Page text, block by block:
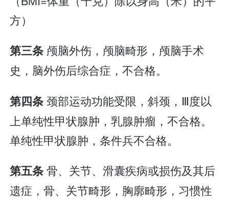
方）
第三条 颅脑外伤，颅脑畸形，颅脑手术
史，脑外伤后综合症，不合格。
第四条颈部运动功能受限，斜颈，Ⅲ度以
上单纯性甲状腺肿，乳腺肿瘤，不合格。
单纯性甲状腺肿，条件兵不合格。
第五条骨、关节、滑囊疾病或损伤及其后
遗症，骨、关节畸形，胸廓畸形，习惯性